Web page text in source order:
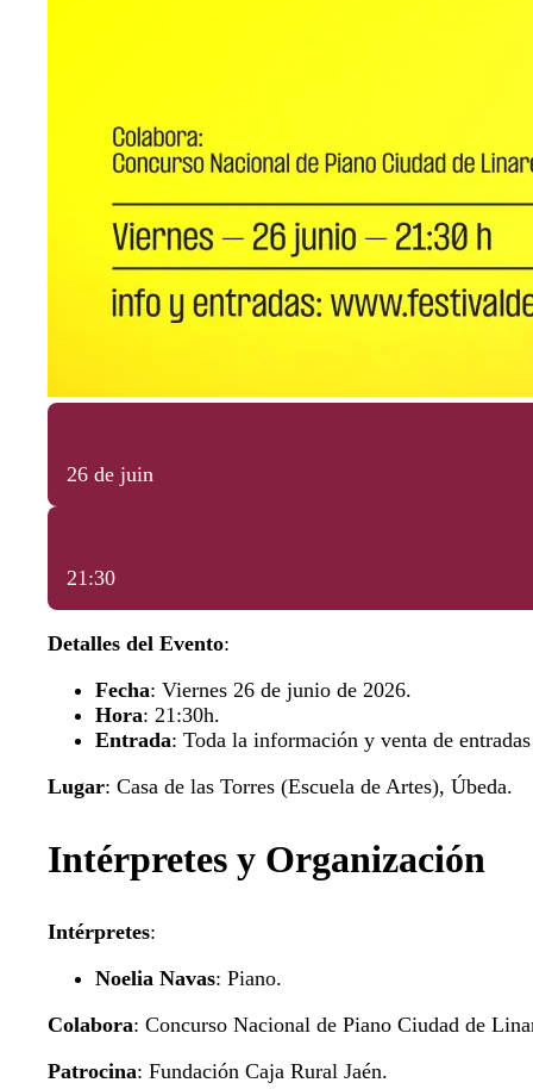
26 de juin
21:30
Detalles del Evento:
Fecha: Viernes 26 de junio de 2026.
Hora: 21:30h.
Entrada: Toda la información y venta de
Lugar: Casa de las Torres (Escuela de Artes), Úbeda.
Intérpretes y Organización
Intérpretes:
Noelia Navas: Piano.
Colabora: Concurso Nacional de Piano Ciudad de
Patrocina: Fundación Caja Rural Jaén.